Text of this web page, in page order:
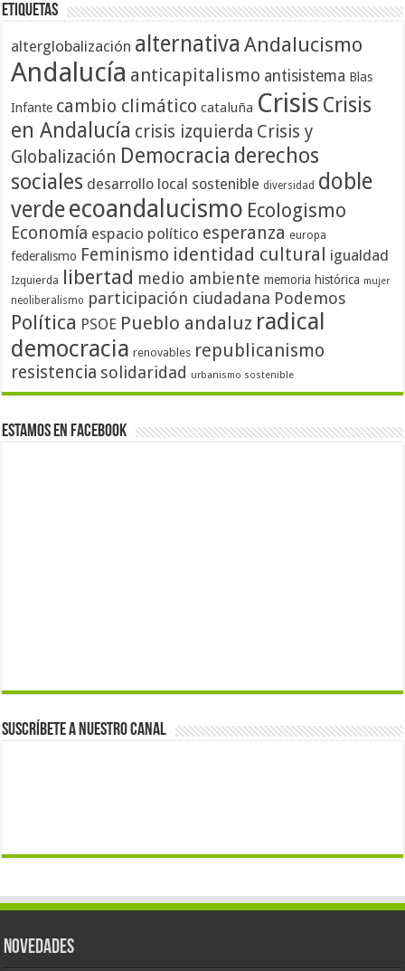
Etiquetas
alterglobalización alternativa Andalucismo
Andalucía anticapitalismo antisistema Blas
Infante cambio climático cataluña Crisis Crisis
en Andalucía crisis izquierda Crisis y
Globalización Democracia derechos
sociales desarrollo local sostenible diversidad doble
verdeecoandalucismo Ecologismo
Economía espacio político esperanza europa
federalismo Feminismo identidad cultural igualdad
Izquierda libertad medio ambiente memoria histórica mujer
neoliberalismo participación ciudadana Podemos
Política PSOE Pueblo andaluz radical
democracia renovables republicanismo
resistencia solidaridad urbanismo sostenible
Estamos en Facebook
Suscríbete a nuestro canal
Novedades